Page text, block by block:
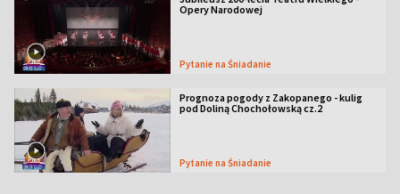
Opery Narodowej
Pytanie na Śniadanie
Prognoza pogody z Zakopanego - kulig
pod Doliną Chochołowską cz.2
Pytanie na Śniadanie